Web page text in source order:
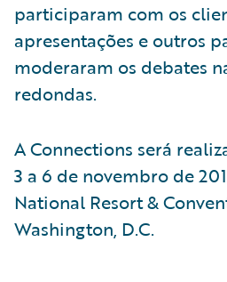
participaram com os
apresentações e outros
moderaram os debates
redondas.
A Connections será
3 a 6 de novembro de
National Resort &
Washington, D.C.